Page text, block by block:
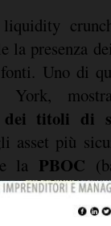
la presenza
Uno di
York,
dei titoli di
asset più
la PBOC